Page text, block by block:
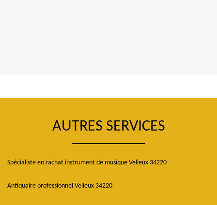
AUTRES SERVICES
Spécialiste en rachat instrument de musique Velieux 34220
Antiquaire professionnel Velieux 34220